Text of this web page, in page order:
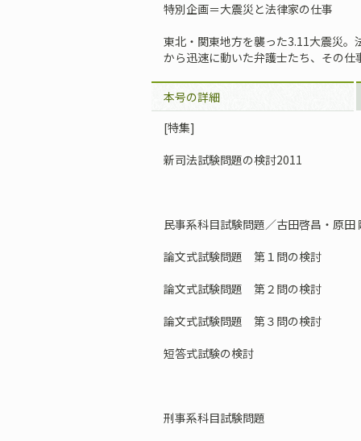
特別企画＝大震災と法律家の仕事
東北・関東地方を襲った3.11大震災
から迅速に動いた弁護士たち、その仕
本号の詳細
[特集]
新司法試験問題の検討2011
民事系科目試験問題／古田啓昌・原田
論文式試験問題 第１問の検討
論文式試験問題 第２問の検討
論文式試験問題 第３問の検討
短答式試験の検討
刑事系科目試験問題